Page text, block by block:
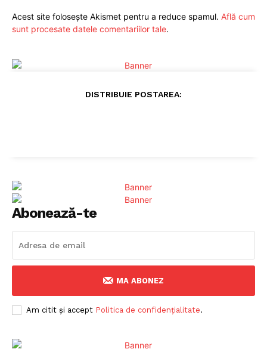
Acest site folosește Akismet pentru a reduce spamul. Află cum
sunt procesate datele comentariilor tale.
DISTRIBUIE POSTAREA:
Abonează-te
MA ABONEZ
Am citit și accept Politica de confidențialitate.